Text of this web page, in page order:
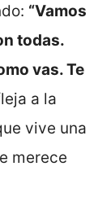
“Vamos
todas.
vas. Te
a la
vive una
merece